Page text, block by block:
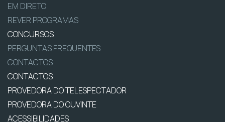
EM DIRETO
REVER PROGRAMAS
CONCURSOS
PERGUNTAS FREQUENTES
CONTACTOS
CONTACTOS
PROVEDORA DO TELESPECTADOR
PROVEDORA DO OUVINTE
ACESSIBILIDADES